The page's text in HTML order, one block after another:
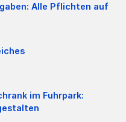
Alle Pflichten auf
im Fuhrpark: